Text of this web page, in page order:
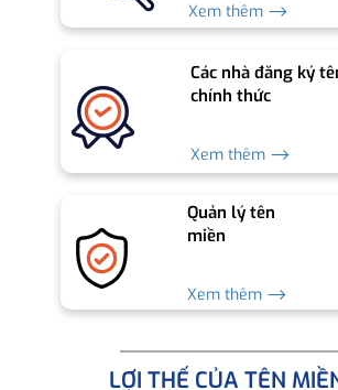
Xem thêm ⟶
Các nhà đăng ký
chính thức
Xem thêm ⟶
Quản lý tên
miền
Xem thêm ⟶
LỢI THẾ CỦA TÊN